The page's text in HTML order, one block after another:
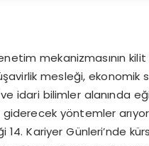
mekanizmasının
mesleği, ekonomik
idari bilimler alanında
yöntemler
14. Kariyer Günleri’nde